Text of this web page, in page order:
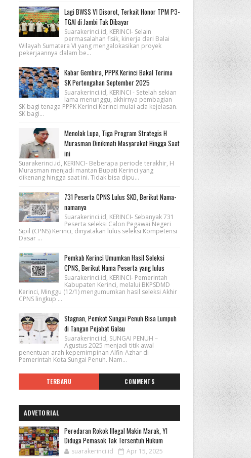
Lagi BWSS VI Disorot, Terkait Honor TPM P3-
TGAI di Jambi Tak Dibayar
Suarakerinci.id, KERINCI- Selain
permasalahan fisik, kinerja dari Balai
Wilayah Sumatera VI yang mengalokasikan proyek
pekerjaannya dalam be...
Kabar Gembira, PPPK Kerinci Bakal Terima
SK Pertengahan September 2025
Suarakerinci.id, KERINCI - Setelah sekian
lama menunggu, akhirnya pembagian
SK bagi tenaga PPPK Kerinci Kerinci mulai ada kejelasan.
SK bagi...
Menolak Lupa, Tiga Program Strategis H
Murasman Dinikmati Masyarakat Hingga Saat
ini
Suarakerinci.id, KERINCI- Beberapa periode terakhir, H
Murasman menjadi mantan Bupati Kerinci yang
dikenang hingga saat ini. Tidak bisa dipu...
731 Peserta CPNS Lulus SKD, Berikut Nama-
namanya
Suarakerinci.id, KERINCI- Sebanyak 731
Peserta seleksi Calon Pegawai Negeri
Sipil (CPNS) Kerinci, dinyatakan lulus seleksi Kompetensi
Dasar ...
Pemkab Kerinci Umumkan Hasil Seleksi
CPNS, Berikut Nama Peserta yang lulus
Suarakerinci.id, KERINCI- Pemerintah
Kabupaten Kerinci, melalui BKPSDMD
Kerinci, Minggu (12/1) mengumumkan hasil seleksi Akhir
CPNS lingkup ...
Stagnan, Pemkot Sungai Penuh Bisa Lumpuh
di Tangan Pejabat Galau
Suarakerinci.id, SUNGAI PENUH –
Agustus 2025 menjadi titik awal
penentuan arah kepemimpinan Alfin-Azhar di
Pemerintah Kota Sungai Penuh. Nam...
TERBARU COMMENTS
ADVETORIAL
Peredaran Rokok Illegal Makin Marak, YI
Diduga Pemasok Tak Tersentuh Hukum
suarakerinci.id Apr 15, 2025